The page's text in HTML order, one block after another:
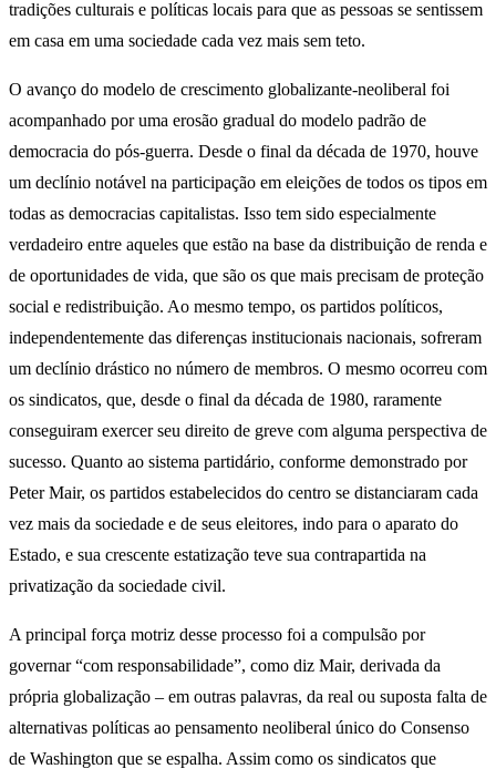
tradições culturais e políticas locais para que as pessoas se sentissem
em casa em uma sociedade cada vez mais sem teto.
O avanço do modelo de crescimento globalizante-neoliberal foi
acompanhado por uma erosão gradual do modelo padrão de
democracia do pós-guerra. Desde o final da década de 1970, houve
um declínio notável na participação em eleições de todos os tipos em
todas as democracias capitalistas. Isso tem sido especialmente
verdadeiro entre aqueles que estão na base da distribuição de renda e
de oportunidades de vida, que são os que mais precisam de proteção
social e redistribuição. Ao mesmo tempo, os partidos políticos,
independentemente das diferenças institucionais nacionais, sofreram
um declínio drástico no número de membros. O mesmo ocorreu com
os sindicatos, que, desde o final da década de 1980, raramente
conseguiram exercer seu direito de greve com alguma perspectiva de
sucesso. Quanto ao sistema partidário, conforme demonstrado por
Peter Mair, os partidos estabelecidos do centro se distanciaram cada
vez mais da sociedade e de seus eleitores, indo para o aparato do
Estado, e sua crescente estatização teve sua contrapartida na
privatização da sociedade civil.
A principal força motriz desse processo foi a compulsão por
governar “com responsabilidade”, como diz Mair, derivada da
própria globalização – em outras palavras, da real ou suposta falta de
alternativas políticas ao pensamento neoliberal único do Consenso
de Washington que se espalha. Assim como os sindicatos que